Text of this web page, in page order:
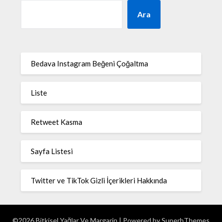
Ara
Bedava Instagram Beğeni Çoğaltma
Liste
Retweet Kasma
Sayfa Listesi
Twitter ve TikTok Gizli İçerikleri Hakkında